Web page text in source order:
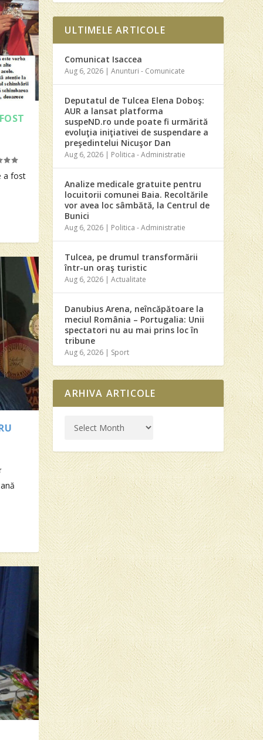
a fost
ULTIMELE ARTICOLE
Comunicat Isaccea
Aug 6, 2026 |Anunturi - Comunicate
Deputatul de Tulcea Elena Doboş:
AUR a lansat platforma
suspeND.ro unde poate fi urmărită
evoluţia iniţiativei de suspendare a
preşedintelui Nicuşor Dan
Aug 6, 2026 | Politica - Administratie
Analize medicale gratuite pentru
locuitorii comunei Baia. Recoltările
vor avea loc sâmbătă, la Centrul de
Bunici
Aug 6, 2026 | Politica - Administratie
Tulcea, pe drumul transformării
într-un oraş turistic
Aug 6, 2026 |Actualitate
Danubius Arena, neîncăpătoare la
meciul România – Portugalia: Unii
spectatori nu au mai prins loc în
tribune
Aug 6, 2026 | Sport
ARHIVA ARTICOLE